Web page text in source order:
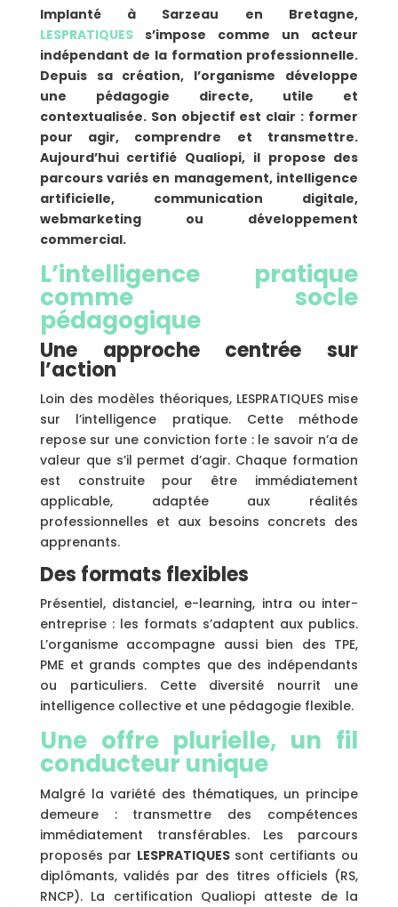
Implanté à Sarzeau en Bretagne,
LESPRATIQUESs’impose comme un acteur
indépendant de la formation professionnelle.
Depuis sa création, l’organisme développe
une pédagogie directe, utile et
contextualisée. Son objectif est clair : former
pour agir, comprendre et transmettre.
Aujourd’hui certifié Qualiopi, il propose des
parcours variés en management, intelligence
artificielle, communication digitale,
webmarketing ou développement
commercial.
L’intelligence pratique
comme socle
pédagogique
Une approche centrée sur
l’action
Loin des modèles théoriques, LESPRATIQUES mise
sur l’intelligence pratique. Cette méthode
repose sur une conviction forte : le savoir n’a de
valeur que s’il permet d’agir. Chaque formation
est construite pour être immédiatement
applicable, adaptée aux réalités
professionnelles et aux besoins concrets des
apprenants.
Des formats flexibles
Présentiel, distanciel, e-learning, intra ou inter-
entreprise : les formats s’adaptent aux publics.
L’organisme accompagne aussi bien des TPE,
PME et grands comptes que des indépendants
ou particuliers. Cette diversité nourrit une
intelligence collective et une pédagogie flexible.
Une offre plurielle, un fil
conducteur unique
Malgré la variété des thématiques, un principe
demeure : transmettre des compétences
immédiatement transférables. Les parcours
proposés par LESPRATIQUESsont certifiants ou
diplômants, validés par des titres officiels (RS,
RNCP). La certification Qualiopi atteste de la